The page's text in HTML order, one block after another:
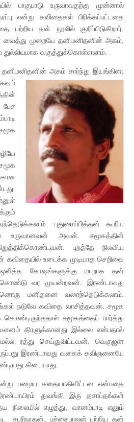
பாகுபாடு உருவாவதற்கு முன்னால்
என்று கவிதைகள் பிரிக்கப்பட்டதை
தன் நூலில் குறிப்பிடுகிறார்.
வைத்து முறையே தனிமனிதனின் அகம்,
வகுத்துக்கொள்ளலாம்.
அகம் சார்ந்து இயங்கின;
புதுமைப்பித்தன் கூறிய
உருவானவன் அவன். சமூகத்தின்
புறத்தே நிலவிய
கவிதையில் உடைக்க முடியாத செறிவை
ஒலித்த கோஷங்களுக்கு மாறாக தன்
வர முயன்றவன். இரண்டாவது
மனிதனை வரைந்தெடுக்கலாம்.
நடுவே கவிதை வாசித்தவன். சமூக
சமூகத்தைப் பார்த்து
திரளுக்கானது இல்லை என்பதால்
ரத்து செய்துவிட்டவன். வெகுஜன
இரண்டாவது வகைக் கவிஞனையே
கிடையாது.
பழைய கதையாகிவிட்டன என்பதை
துவங்கி இரு தசாப்தங்கள்
நிலையில் எழுத்து, வானம்பாடி எனும்
சபரிநாதன், பச்சைபாலன் பற்றிய தன்